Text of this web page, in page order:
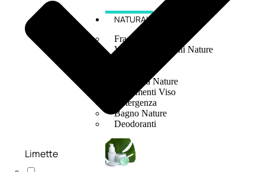
NATURALI
Fragranze Nature
Viso/Labbra/Occhi Nature
Maschera Nature
Trattamenti Viso
Detergenza
Bagno Nature
Deodoranti
Limette